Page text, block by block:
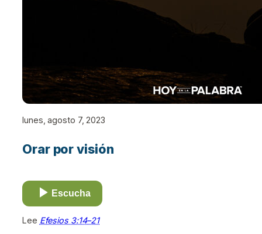
lunes, agosto 7, 2023
Orar por visión
Escucha
Lee Efesios 3:14–21